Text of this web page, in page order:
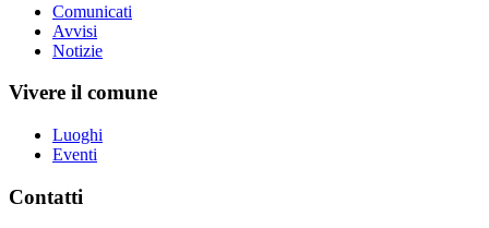
Comunicati
Avvisi
Notizie
Vivere il comune
Luoghi
Eventi
Contatti